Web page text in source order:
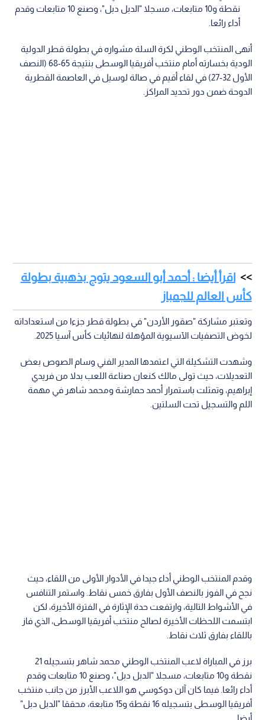
نقطة و10 متابعات، مسجلا "الدبل دبل"، وصنع 10 متابعات وقدم
أداء رائعا.
أنهى المنتخب الوطني لكرة السلة مشواره في بطولة قطر الدولية
الودية بخسارته أمام منتخب أفريقيا الوسطى بنتيجة 65-68 (النصف
الأول 32-27) في لقاء أقيم في صالة لوسيل في العاصمة القطرية
الدوحة ضمن دور تحديد المراكز.
اقرأ أيضا : أحمد أبو السعود يتوج بذهبية بطولة
كأس العالم للجمباز
وتعتبر مشاركة "صقور الأردن" في بطولة قطر جزءا من استعداداته
لخوض التصفيات الآسيوية المؤهلة لنهائيات كأس آسيا 2025.
وشهدت التشكيلة التي اعتمدها المدير الفني وسام الصوص بعض
التعديلات، حيث تولى مالك كنعان صناعة اللعب بدلا من فريدي
إبراهيم، وتمثلت باستمرار أحمد حمارشة ومحمد شاهر في مهمة
اللم والتسجيل تحت السلتين.
وقدم المنتخب الوطني أداء جيدا في الأدوار الأولى من اللقاء، حيث
نجح في الفوز بالنصف الأول بفارق خمس نقاط. واستمر التنافس
في الأشواط التالية، وارتفعت حدة الإثارة في الفترة الأخيرة، لكن
ابتسمت اللحظات الأخيرة لصالح منتخب أفريقيا الوسطى، الذي فاز
باللقاء بفارق ثلاث نقاط.
برز في المباراة لاعب المنتخب الوطني محمد شاهر بتسجيله 21
نقطة و10 متابعات، مسجلا "الدبل دبل"، وصنع 10 متابعات وقدم
أداء رائعا. فيما كان آلن دوكوسي هو اللاعب الأبرز من جانب منتخب
أفريقيا الوسطى بتسجيله 16 نقطة و15 متابعة، محققا "الدبل دبل"
أيضا.